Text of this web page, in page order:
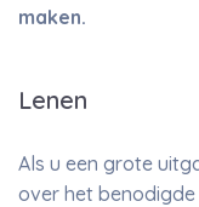
maken.
Lenen
Als u een grote
over het